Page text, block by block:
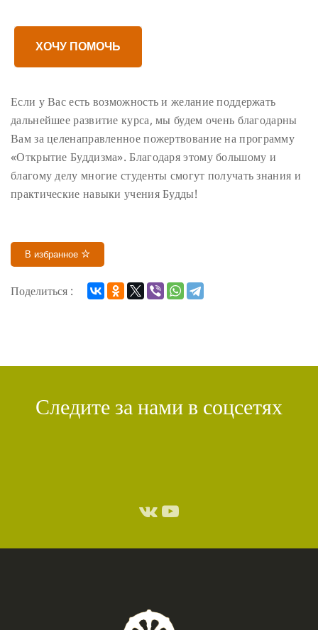
ХОЧУ ПОМОЧЬ
Если у Вас есть возможность и желание поддержать
дальнейшее развитие курса, мы будем очень благодарны
Вам за целенаправленноепожертвование на программу
«Открытие Буддизма». Благодаря этому большому и
благому делу многие студенты смогут получать знания и
практические навыки учения Будды!
В избранное
Поделиться :
Следите за нами в соцсетях